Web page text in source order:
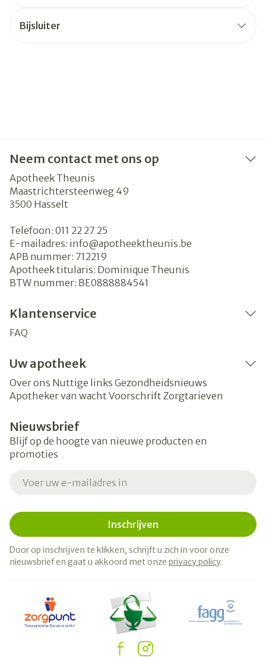
Bijsluiter
Neem contact met ons op
Apotheek Theunis
Maastrichtersteenweg 49
3500 Hasselt
Telefoon: 011 22 27 25
E-mailadres: info@apotheektheunis.be
APB nummer: 712219
Apotheek titularis: Dominique Theunis
BTW nummer: BE0888884541
Klantenservice
FAQ
Uw apotheek
Over ons Nuttige links Gezondheidsnieuws
Apotheker van wacht Voorschrift Zorgtarieven
Nieuwsbrief
Blijf op de hoogte van nieuwe producten en
promoties
Inschrijven
Door op inschrijven te klikken, schrijft u zich in voor onze
nieuwsbrief en gaat u akkoord met onze privacy policy.